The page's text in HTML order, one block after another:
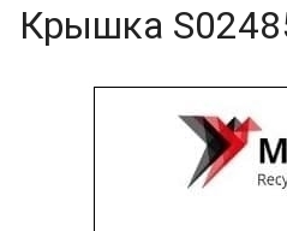
Крышка